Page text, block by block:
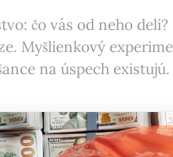
čo vás od neho
Myšlienkový
na úspech existujú.